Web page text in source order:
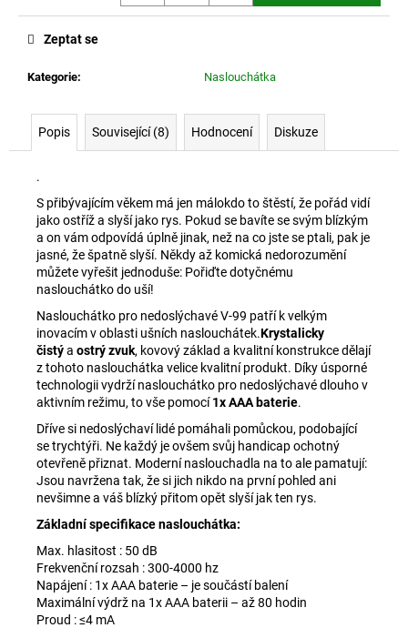
Kategorie: Naslouchátka
Zeptat se
Popis Související (8) Hodnocení Diskuze
.
S přibývajícím věkem má jen málokdo to štěstí, že pořád vidí
jako ostříž a slyší jako rys. Pokud se bavíte se svým blízkým
a on vám odpovídá úplně jinak, než na co jste se ptali, pak je
jasné, že špatně slyší. Někdy až komická nedorozumění
můžete vyřešit jednoduše: Pořiďte dotyčnému
naslouchátko do uší!
Naslouchátko pro nedoslýchavé V-99 patří k velkým
inovacím v oblasti ušních naslouchátek.Krystalicky
čistýa ostrý zvuk, kovový základ a kvalitní konstrukce dělají
z tohoto naslouchátka velice kvalitní produkt. Díky úsporné
technologii vydrží naslouchátko pro nedoslýchavé dlouho v
aktivním režimu, to vše pomocí1x AAA baterie.
Dříve si nedoslýchaví lidé pomáhali pomůckou, podobající
se trychtýři. Ne každý je ovšem svůj handicap ochotný
otevřeně přiznat. Moderní naslouchadla na to ale pamatují:
Jsou navržena tak, že si jich nikdo na první pohled ani
nevšimne a váš blízký přitom opět slyší jak ten rys.
Základní specifikace naslouchátka:
Max. hlasitost : 50 dB
Frekvenční rozsah : 300-4000 hz
Napájení : 1x AAA baterie – je součástí balení
Maximální výdrž na 1x AAA baterii – až 80 hodin
Proud : ≤4 mA
m
SAMOVÝHŘEVNÝ
KRČNÍ
LÍMEC
TURMALINEM
359